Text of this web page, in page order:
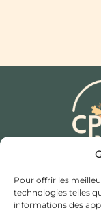
Pour offrir les
technologies telles
informations des
Qui
Mentions